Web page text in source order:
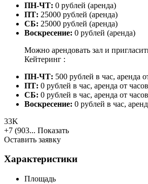
ПН-ЧТ: 0 рублей (аренда)
ПТ: 25000 рублей (аренда)
СБ: 25000 рублей (аренда)
Воскресение: 0 рублей (аренда)
Можно арендовать зал и
Кейтеринг :
ПН-ЧТ: 500 рублей в час, аренда
ПТ: 0 рублей в час, аренда от часов
СБ: 0 рублей в час, аренда от часов
Воскресение: 0 рублей в час,
33K
+7 (903... Показать
Оставить заявку
Характеристики
Площадь